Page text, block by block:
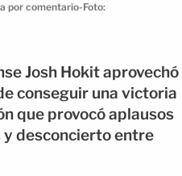
por comentario-Foto:
Josh Hokit aprovechó
conseguir una victoria
que provocó aplausos
desconcierto entre